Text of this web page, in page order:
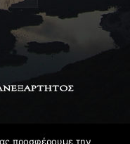
προσφέρουμε την